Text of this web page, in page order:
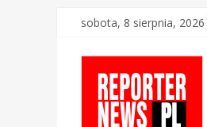
Skip
content
sobota, 8 sierpnia, 2026